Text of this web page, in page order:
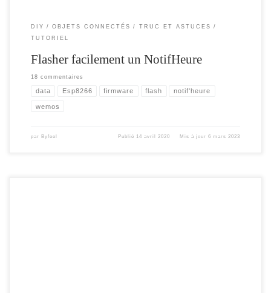
DIY OBJETS CONNECTÉS
TRUC ET ASTUCES
TUTORIEL
Flasher facilement un NotifHeure
18 commentaires
data Esp8266 firmware flash notif'heure
wemos
par Byfeel Publié 14 avril 2020 Mis à jour6 mars 2023